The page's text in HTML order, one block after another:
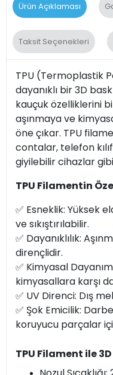
Ürün Açıklaması
Taksit Seçenekleri
TPU (Termoplastik
dayanıklı bir 3D
kauçuk özelliklerini
aşınmaya ve
öne çıkar. TPU
contalar, telefon
giyilebilir cihazlar
TPU Filamentin
✅ Esneklik: Yüksek
ve sıkıştırılabilir.
✅ Dayanıklılık:
dirençlidir.
✅ Kimyasal
kimyasallara karşı
✅ UV Direnci: Dış
✅ Şok Emicilik:
koruyucu parçalar
TPU Filament ile